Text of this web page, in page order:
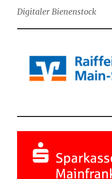
Digitaler Bienenstock